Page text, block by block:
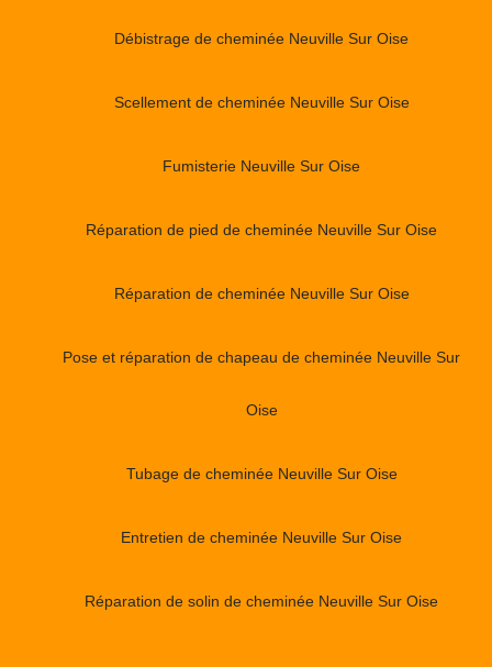
Débistrage de cheminée Neuville Sur Oise
Scellement de cheminée Neuville Sur Oise
Fumisterie Neuville Sur Oise
Réparation de pied de cheminée Neuville Sur Oise
Réparation de cheminée Neuville Sur Oise
Pose et réparation de chapeau de cheminée Neuville Sur
Oise
Tubage de cheminée Neuville Sur Oise
Entretien de cheminée Neuville Sur Oise
Réparation de solin de cheminée Neuville Sur Oise